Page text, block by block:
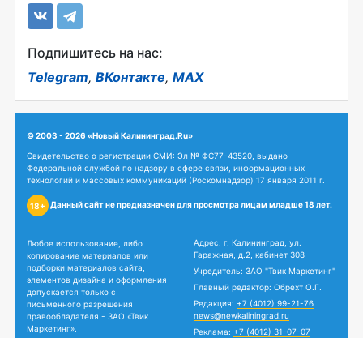
Подпишитесь на нас:
Telegram, ВКонтакте, MAX
© 2003 - 2026 «Новый Калининград.Ru»
Свидетельство о регистрации СМИ: Эл № ФС77-43520, выдано
Федеральной службой по надзору в сфере связи, информационных
технологий и массовых коммуникаций (Роскомнадзор) 17 января 2011 г.
18+ Данный сайт не предназначен для просмотра лицам младше 18 лет.
Любое использование, либо
копирование материалов или
подборки материалов сайта,
элементов дизайна и оформления
допускается только с
письменного разрешения
правообладателя - ЗАО «Твик
Маркетинг».
Адрес: г. Калининград, ул.
Гаражная, д.2, кабинет 308
Учредитель: ЗАО "Твик Маркетинг"
Главный редактор: Обрехт О.Г.
Редакция: +7 (4012) 99-21-76
news@newkaliningrad.ru
Реклама: +7 (4012) 31-07-07